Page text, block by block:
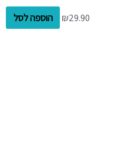
₪29.90 הוספה לסל